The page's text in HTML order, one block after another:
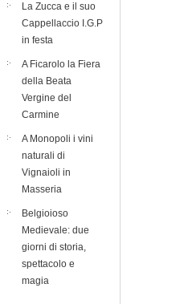
La Zucca e il suo
Cappellaccio I.G.P
in festa
A Ficarolo la Fiera
della Beata
Vergine del
Carmine
A Monopoli i vini
naturali di
Vignaioli in
Masseria
Belgioioso
Medievale: due
giorni di storia,
spettacolo e
magia